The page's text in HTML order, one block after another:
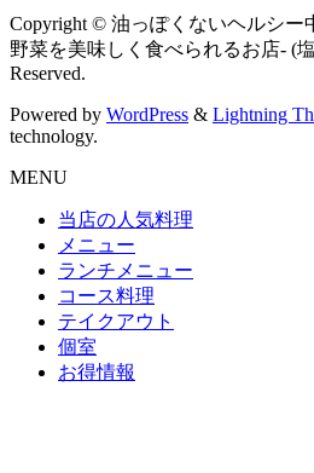
Copyright © 油っぽくないヘルシ
野菜を美味しく食べられるお店- (
Reserved.
Powered by WordPress & Lightning
technology.
MENU
当店の人気料理
メニュー
ランチメニュー
コース料理
テイクアウト
個室
お得情報